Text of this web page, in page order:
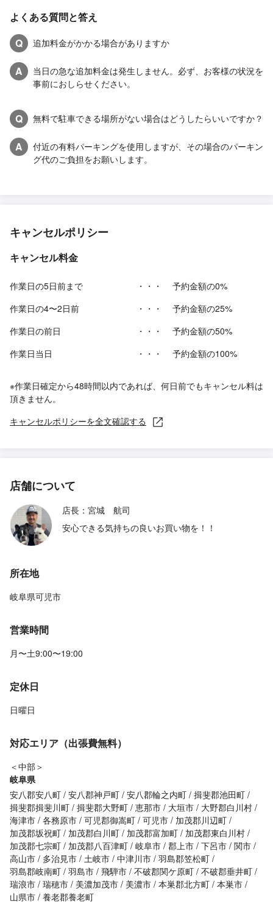
よくある質問と答え
Q
追加料金がかかる場合がありますか
A
当日の急な追加料金は発生しません。必ず、お客様の状況を
事前におしらせください。
Q 無料で駐車できる場所がない場合はどうしたらいいですか？
A
付近の有料パーキングを使用しますが、その場合のパーキン
グ代のご負担をお願いします。
キャンセルポリシー
キャンセル料金
作業日の5日前まで ・・・
予約金額の0%
作業日の4〜2日前
・・・
予約金額の25%
作業日の前日
・・・
予約金額の50%
作業日当日
・・・ 予約金額の100%
※作業日確定から48時間以内であれば、何日前でもキャンセル料は
頂きません。
キャンセルポリシーを全文確認する
店舗について
店長：宮城 航司
安心できる気持ちの良いお買い物を！！
所在地
岐阜県可児市
営業時間
月〜土9:00〜19:00
定休日
日曜日
対応エリア（出張費無料）
＜中部＞
岐阜県
安八郡安八町 安八郡神戸町 安八郡輪之内町 揖斐郡池田町
揖斐郡揖斐川町 揖斐郡大野町 恵那市 大垣市
大野郡白川村
海津市 各務原市 可児郡御嵩町 可児市
加茂郡川辺町
加茂郡坂祝町
加茂郡白川町 加茂郡富加町
加茂郡東白川村
加茂郡七宗町
加茂郡八百津町 岐阜市 郡上市 下呂市 関市
高山市
多治見市 土岐市 中津川市 羽島郡笠松町
羽島郡岐南町 羽島市 飛騨市 不破郡関ケ原町 不破郡垂井町
瑞浪市 瑞穂市 美濃加茂市 美濃市 本巣郡北方町 本巣市
山県市 養老郡養老町